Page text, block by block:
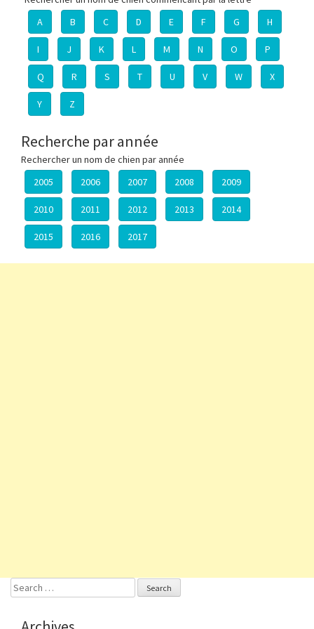
A
B C D E F G H
I J K L M N O P
Q R S T U V W X
Y Z
Recherche par année
Rechercher un nom de chien par année
2005
2006 2007 2008 2009
2010 2011 2012 2013 2014
2015 2016 2017
Search